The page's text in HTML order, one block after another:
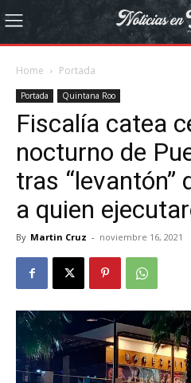
Home Portada
Portada Quintana Roo
Fiscalía catea
nocturno de
tras “levantón”
a quien
By Martin Cruz - noviembre 16, 2021